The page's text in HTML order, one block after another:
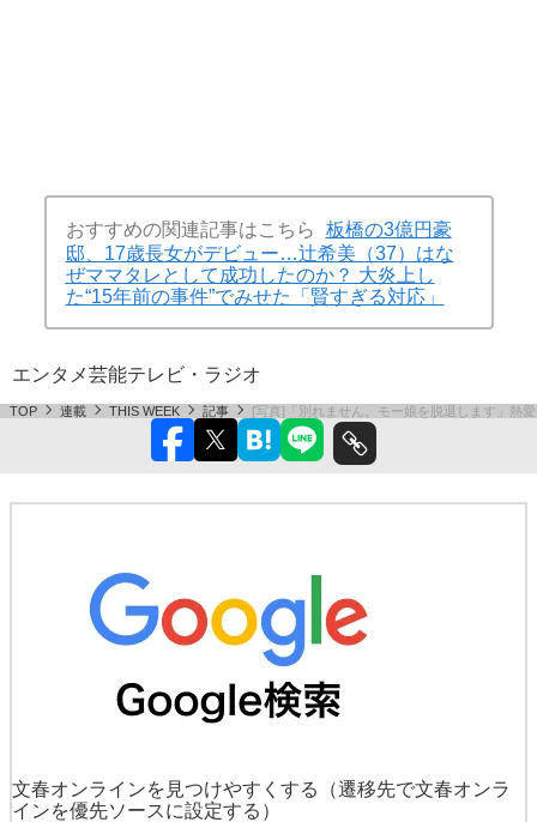
おすすめの関連記事はこちら
板橋の3億円豪
邸、17歳長女がデビュー…辻希美（37）はな
ぜママタレとして成功したのか？ 大炎上し
た“15年前の事件”でみせた「賢すぎる対応」
エンタメ芸能テレビ・ラジオ
TOP 連載 THIS WEEK 記事 [写真]「別れません。モー娘を脱退します」熱
文春オンラインを見つけやすくする
（遷移先で文春オンラ
インを優先ソースに設定する）